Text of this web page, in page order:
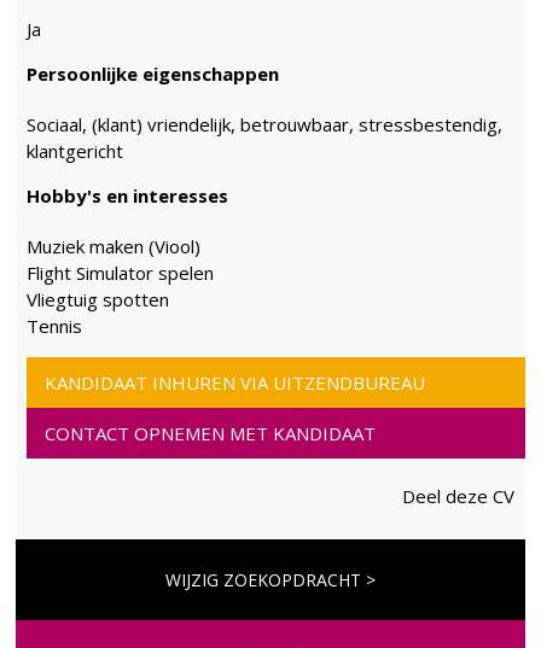
Ja
Persoonlijke eigenschappen
Sociaal, (klant) vriendelijk, betrouwbaar, stressbestendig,
klantgericht
Hobby's en interesses
Muziek maken (Viool)
Flight Simulator spelen
Vliegtuig spotten
Tennis
KANDIDAAT INHUREN VIA UITZENDBUREAU
CONTACT OPNEMEN MET KANDIDAAT
Deel deze CV
WIJZIG ZOEKOPDRACHT >